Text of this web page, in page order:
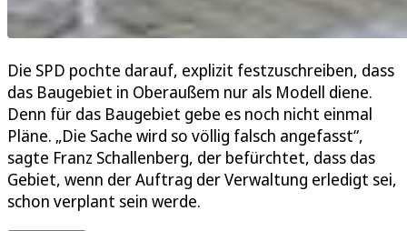
Die SPD pochte darauf, explizit festzuschreiben, dass
das Baugebiet in Oberaußem nur als Modell diene.
Denn für das Baugebiet gebe es noch nicht einmal
Pläne. „Die Sache wird so völlig falsch angefasst“,
sagte Franz Schallenberg, der befürchtet, dass das
Gebiet, wenn der Auftrag der Verwaltung erledigt sei,
schon verplant sein werde.